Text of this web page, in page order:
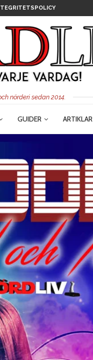
nörderi sedan 2014.
GUIDER ARTIKLAR